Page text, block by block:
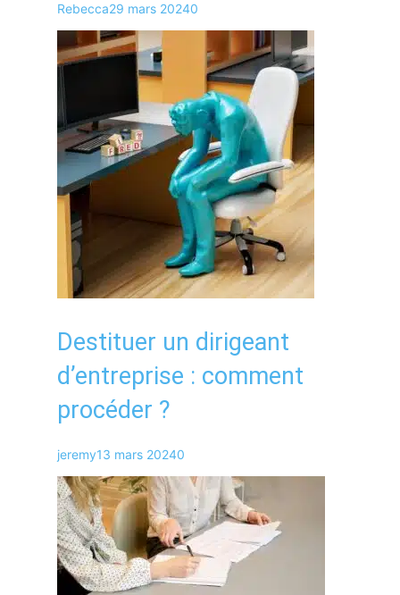
Rebecca29 mars 20240
Destituer un dirigeant
d’entreprise : comment
procéder ?
jeremy13 mars 20240